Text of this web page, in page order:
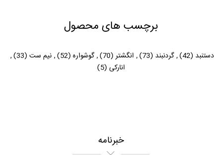
برچسب های محصول
دستنبد (42)
, گردنبند (73)
, انگشتر (70)
, گوشواره (52)
, نیم ست (33)
,
انارکی (5)
خبرنامه